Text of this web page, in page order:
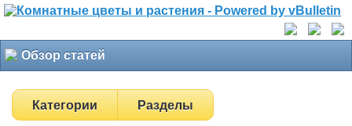
Обзор статей
Категории Разделы